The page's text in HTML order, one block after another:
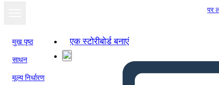
पर
मुख पृष्ठ
साधन
मूल्य निर्धारण
एक स्टोरीबोर्ड बनाएं